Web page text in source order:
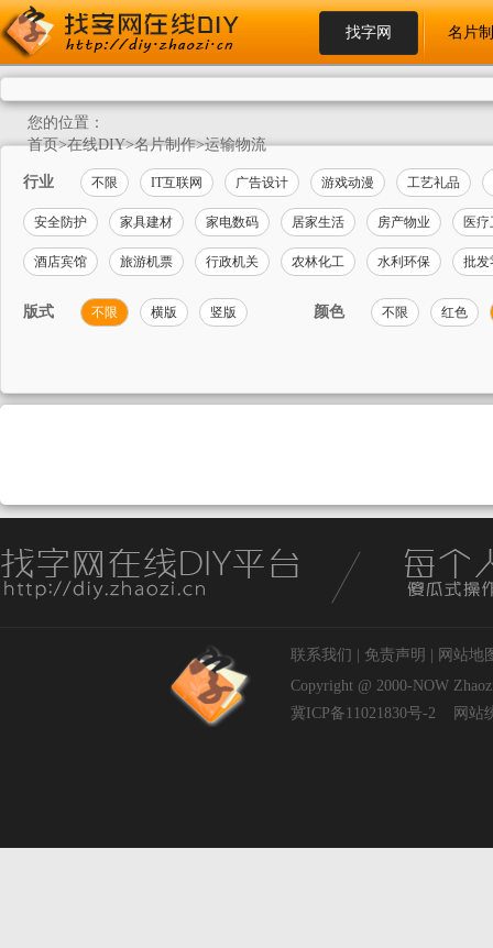
找字网 名片
您的位置：
首页>在线DIY>名片制作>运输物流
行业 不限 IT互联网 广告设计 游戏动漫 工艺礼品
安全防护 家具建材 家电数码 居家生活 房产物业 医
酒店宾馆 旅游机票 行政机关 农林化工 水利环保 批发
版式 不限 横版 竖版 颜色 不限 红色
联系我们 免责声明
网站地
Copyright @ 2000-NOW
冀ICP备11021830号-2
网站